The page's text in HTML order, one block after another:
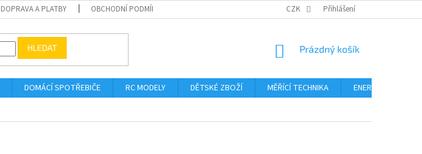
DOPRAVA A PLATBY OBCHODNÍ PODMÍNKY PODMÍNKY OCHRANY OSOBNÍCH ÚDAJŮ FORMULÁŘ
CZK Přihlášení
HLEDAT
NÁKUPNÍ
Prázdný košík
DOMÁCÍ SPOTŘEBIČE RC MODELY DĚTSKÉ ZBOŽÍ MĚŘÍCÍ TECHNIKA ENERGIE